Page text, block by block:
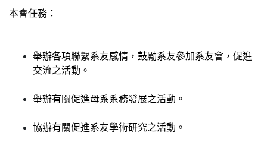
本會任務：
舉辦各項聯繫系友感情，鼓勵系友參加系友會，促進
交流之活動。
舉辦有關促進母系系務發展之活動。
協辦有關促進系友學術研究之活動。